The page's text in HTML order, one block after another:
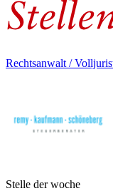
Rechtsanwalt /
Stelle der woche